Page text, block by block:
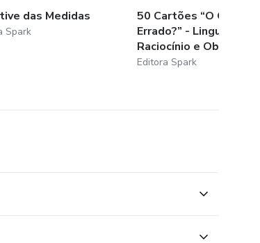
das Medidas
Spark
50 Cartões “O Que Está
Errado?” - Linguagem,
Raciocínio e Ob...
Editora Spark